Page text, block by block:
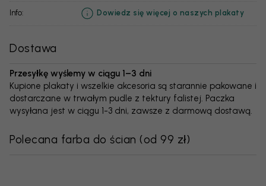
info: Dowiedz się więcej o naszych plakaty
Dostawa
Przesyłkę wyślemy w ciągu 1–3 dni
Kupione plakaty i wszelkie akcesoria są starannie pakowane i
dostarczane w trwałym pudle z tektury falistej. Paczka
wysyłana jest w ciągu 1-3 dni, zawsze z darmową dostawą.
Polecana farba do ścian (od 99 zł)